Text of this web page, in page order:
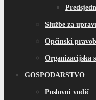
Službe za
Općinski
Organizacijska
GOSPODARSTVO
Poslovni vodič